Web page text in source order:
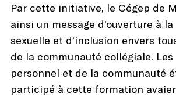
Par cette initiative, le Cégep de
ainsi un message d’ouverture à
sexuelle et d’inclusion envers
de la communauté collégiale.
personnel et de la communauté
participé à cette formation